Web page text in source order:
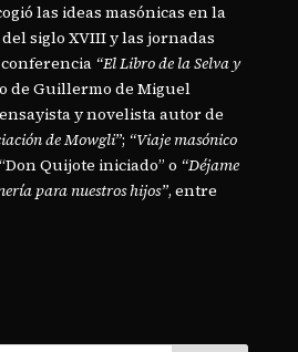
las ideas masónicas en la
siglo XVIII y las jornadas
“El Libro de la Selva y
de Guillermo de Miguel
y novelista autor de
de Mowgli”; “Viaje masónico
Quijote iniciado” o “Déjame
para nuestros hijos”, entre